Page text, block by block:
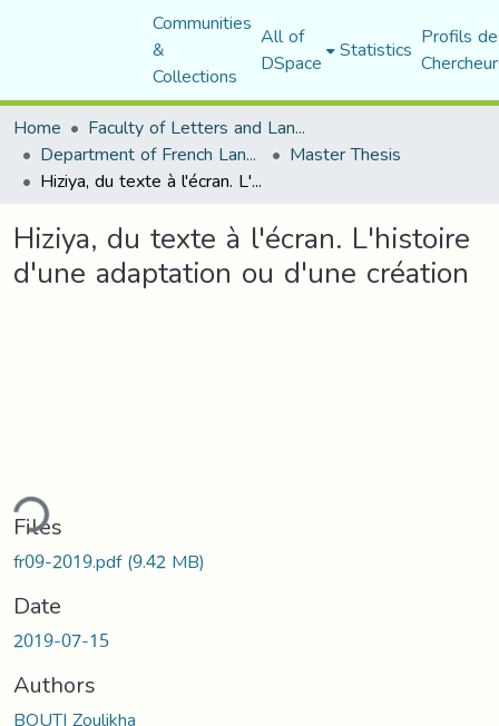
Communities
&
Collections
All of
DSpace Statistics Profils
Home
Faculty of Letters and Languages
Department of French Language and Literature Master Thesis
Hiziya, du texte à l'écran. L'histoire d'une adaptation ou d'une création
Hiziya, du texte à l'écran. L'histoire
d'une adaptation ou d'une création
Files
fr09-2019.pdf(9.42 MB)
Date
2019-07-15
Authors